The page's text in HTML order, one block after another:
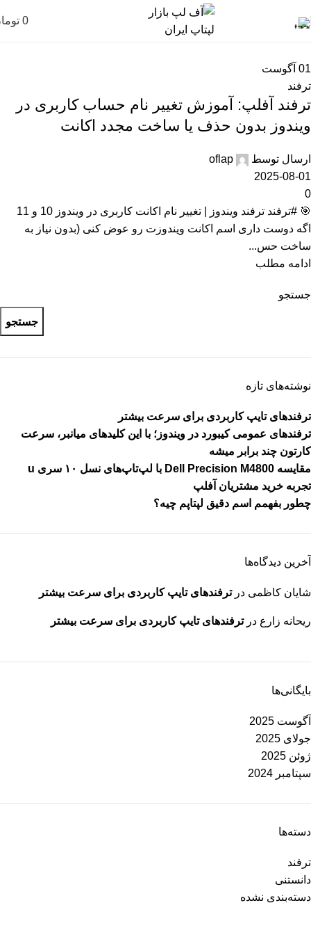
0
01 آگوست
ترفند
ترفند آفلپ: آموزش تغییر نام حساب کاربری در
ویندوز بدون حذف یا ساخت مجدد اکانت
ارسال توسط
oflap
2025-08-01
0
🎯 #ترفند ترفند ویندوز | تغییر نام اکانت کاربری در ویندوز 10 و 11
اگه دوست داری اسم اکانت ویندوزت رو عوض کنی (بدون نیاز به
ساخت حس...
ادامه مطلب
جستجو
جستجو
نوشته‌های تازه
ترفندهای تایپ کاربردی برای سرعت بیشتر
ترفندهای عمومی کیبورد در ویندوز؛ با این کلیدهای میانبر، سرعت
کارتون چند برابر میشه
مقایسه Dell Precision M4800 با لپ‌تاپ‌های نسل ۱۰ سری u
تجربه خرید مشتریان آفلپ
چطور بفهمم اسم دقیق لپتاپم چیه؟
آخرین دیدگاه‌ها
شایان کاظمی درترفندهای تایپ کاربردی برای سرعت بیشتر
ریحانه زارع درترفندهای تایپ کاربردی برای سرعت بیشتر
بایگانی‌ها
آگوست 2025
جولای 2025
ژوئن 2025
سپتامبر 2024
دسته‌ها
ترفند
دانستنی
دسته‌بندی نشده